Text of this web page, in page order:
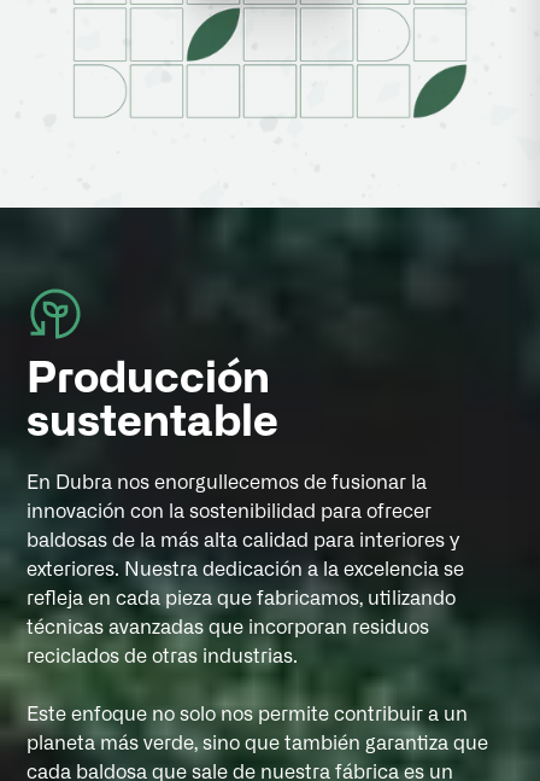
Producción
sustentable
En Dubra nos enorgullecemos de fusionar la
innovación con la sostenibilidad para ofrecer
baldosas de la más alta calidad para interiores y
exteriores. Nuestra dedicación a la excelencia se
refleja en cada pieza que fabricamos, utilizando
técnicas avanzadas que incorporan residuos
reciclados de otras industrias.
Este enfoque no solo nos permite contribuir a un
planeta más verde, sino que también garantiza que
cada baldosa que sale de nuestra fábrica es un